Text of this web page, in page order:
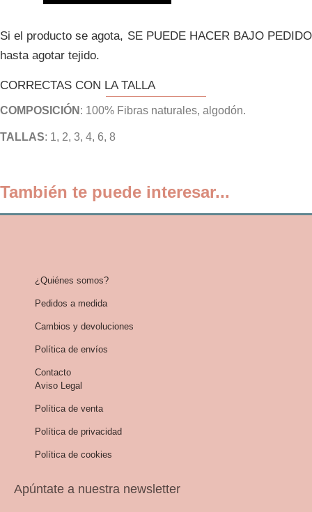
mano
cantidad
Si el producto se agota, SE PUEDE HACER BAJO PEDIDO
hasta agotar tejido.
CORRECTAS CON LA TALLA
COMPOSICIÓN : 100% Fibras naturales, algodón.
TALLAS: 1, 2, 3, 4, 6, 8
También te puede interesar...
¿Quiénes somos?
Pedidos a medida
Cambios y devoluciones
Política de envíos
Contacto
Aviso Legal
Política de venta
Política de privacidad
Política de cookies
Apúntate a nuestra newsletter